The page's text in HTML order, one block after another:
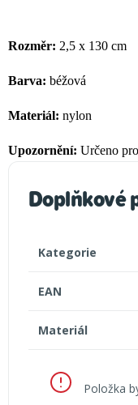
Rozměr: 2,5 x 130 cm
Barva: béžová
Materiál: nylon
Upozornění: Určeno
Doplňkové
Kategorie
EAN
Materiál
Položka